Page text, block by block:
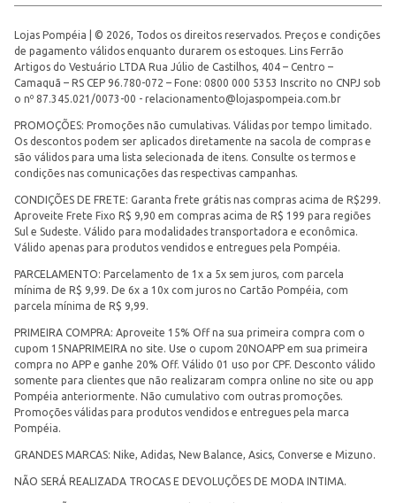
Lojas Pompéia | © 2026, Todos os direitos reservados. Preços e condições
de pagamento válidos enquanto durarem os estoques. Lins Ferrão
Artigos do Vestuário LTDA Rua Júlio de Castilhos, 404 – Centro –
Camaquã – RS CEP 96.780-072 – Fone: 0800 000 5353 Inscrito no CNPJ sob
o nº 87.345.021/0073-00 - relacionamento@lojaspompeia.com.br
PROMOÇÕES: Promoções não cumulativas. Válidas por tempo limitado.
Os descontos podem ser aplicados diretamente na sacola de compras e
são válidos para uma lista selecionada de itens. Consulte os termos e
condições nas comunicações das respectivas campanhas.
CONDIÇÕES DE FRETE: Garanta frete grátis nas compras acima de R$299.
Aproveite Frete Fixo R$ 9,90 em compras acima de R$ 199 para regiões
Sul e Sudeste. Válido para modalidades transportadora e econômica.
Válido apenas para produtos vendidos e entregues pela Pompéia.
PARCELAMENTO: Parcelamento de 1x a 5x sem juros, com parcela
mínima de R$ 9,99. De 6x a 10x com juros no Cartão Pompéia, com
parcela mínima de R$ 9,99.
PRIMEIRA COMPRA: Aproveite 15% Off na sua primeira compra com o
cupom 15NAPRIMEIRA no site. Use o cupom 20NOAPP em sua primeira
compra no APP e ganhe 20% Off. Válido 01 uso por CPF. Desconto válido
somente para clientes que não realizaram compra online no site ou app
Pompéia anteriormente. Não cumulativo com outras promoções.
Promoções válidas para produtos vendidos e entregues pela marca
Pompéia.
GRANDES MARCAS: Nike, Adidas, New Balance, Asics, Converse e Mizuno.
NÃO SERÁ REALIZADA TROCAS E DEVOLUÇÕES DE MODA INTIMA.